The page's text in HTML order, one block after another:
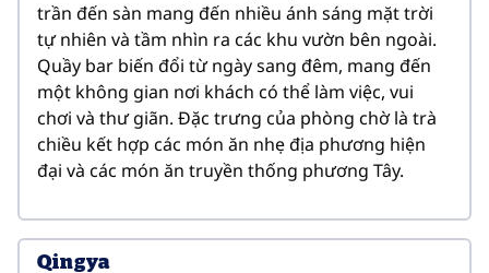
trần đến sàn mang đến nhiều ánh sáng mặt trời
tự nhiên và tầm nhìn ra các khu vườn bên ngoài.
Quầy bar biến đổi từ ngày sang đêm, mang đến
một không gian nơi khách có thể làm việc, vui
chơi và thư giãn. Đặc trưng của phòng chờ là trà
chiều kết hợp các món ăn nhẹ địa phương hiện
đại và các món ăn truyền thống phương Tây.
1/3
1/3
hình ảnh trước
Qingya